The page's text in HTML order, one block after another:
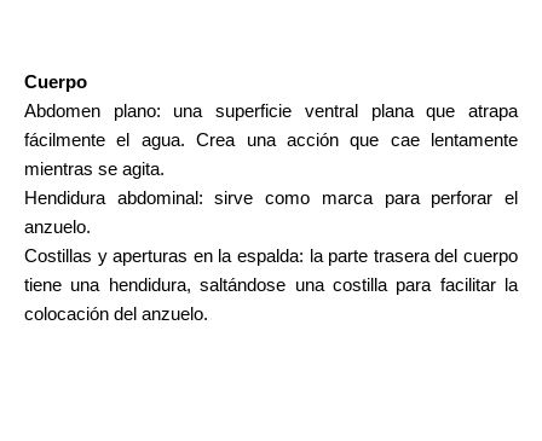
Cuerpo
Abdomen plano: una superficie ventral plana que atrapa
fácilmente el agua. Crea una acción que cae lentamente
mientras se agita.
Hendidura abdominal: sirve como marca para perforar el
anzuelo.
Costillas y aperturas en la espalda: la parte trasera del cuerpo
tiene una hendidura, saltándose una costilla para facilitar la
colocación del anzuelo.